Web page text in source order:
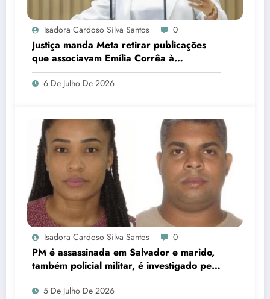
Isadora Cardoso Silva Santos 0
Justiça manda Meta retirar publicações
que associavam Emília Corrêa à
corrupção e identificar responsáveis
6 De Julho De 2026
Isadora Cardoso Silva Santos 0
PM é assassinada em Salvador e marido,
também policial militar, é investigado pelo
crime
5 De Julho De 2026